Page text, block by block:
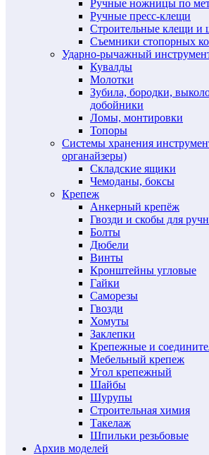
Ручные ножницы по
Ручные пресс-клещи
Строительные клещи
Съемники стопорных
Ударно-рычажный
Кувалды
Молотки
Зубила, бородки,
добойники
Ломы, монтировки
Топоры
Системы хранения
органайзеры)
Складские ящики
Чемоданы, боксы
Крепеж
Анкерный крепёж
Гвозди и скобы для
Болты
Дюбели
Винты
Кронштейны угловые
Гайки
Саморезы
Гвозди
Хомуты
Заклепки
Крепежные и
Мебельный крепеж
Угол крепежный
Шайбы
Шурупы
Строительная химия
Такелаж
Шпильки резьбовые
Архив моделей